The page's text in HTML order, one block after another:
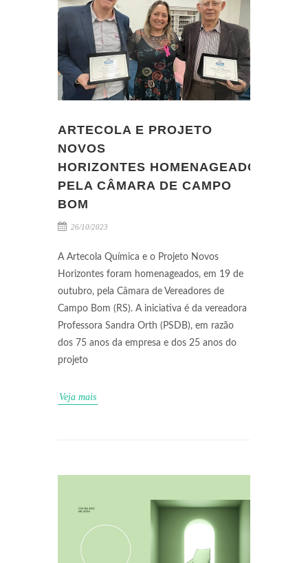
ARTECOLA E PROJETO
NOVOS
HORIZONTES HOMENAGEADOS
PELA CÂMARA DE CAMPO
BOM
26/10/2023
A Artecola Química e o Projeto Novos
Horizontes foram homenageados, em 19 de
outubro, pela Câmara de Vereadores de
Campo Bom (RS). A iniciativa é da vereadora
Professora Sandra Orth (PSDB), em razão
dos 75 anos da empresa e dos 25 anos do
projeto
Veja mais